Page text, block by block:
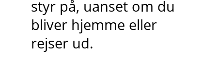
styr på, uanset om du
bliver hjemme eller
rejser ud.